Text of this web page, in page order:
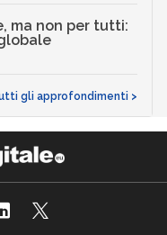
ma non per tutti:
gli approfondimenti >